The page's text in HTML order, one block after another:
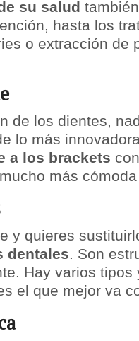
su salud
hasta los
o extracción de
de los dientes,
lo más
a los brackets
más
y quieres
dentales. Son
Hay varios
el que mejor va